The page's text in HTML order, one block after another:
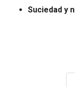
Suciedad y